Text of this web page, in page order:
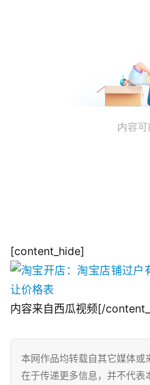
[content_hide]
内容来自西瓜视频[/
本网作品均转载自其它媒体或
在于传递更多信息，并不代表